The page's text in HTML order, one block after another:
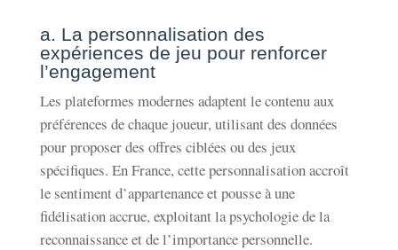
a. La personnalisation des
expériences de jeu pour renforcer
l’engagement
Les plateformes modernes adaptent le contenu aux
préférences de chaque joueur, utilisant des données
pour proposer des offres ciblées ou des jeux
spécifiques. En France, cette personnalisation accroît
le sentiment d’appartenance et pousse à une
fidélisation accrue, exploitant la psychologie de la
reconnaissance et de l’importance personnelle.